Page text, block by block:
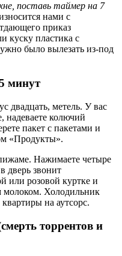
поставь таймер на 7
нами с
приказ
куску пластика с
было вылезать из-под
минут
двадцать, метель. У вас
надеваете колючий
пакет с пакетами и
«Продукты».
Нажимаете четыре
дверь звонит
или розовой куртке и
молоком. Холодильник
на аутсорс.
торрентов и